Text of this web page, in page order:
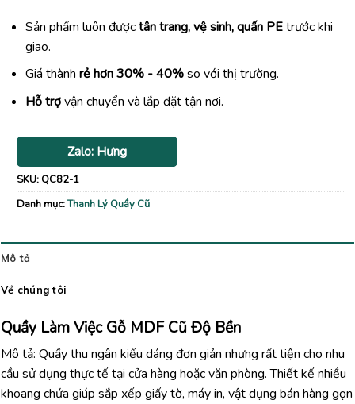
Sản phẩm luôn đượctân trang, vệ sinh, quấn PEtrước khi
giao.
Giá thành rẻ hơn 30% - 40%so với thị trường.
Hỗ trợvận chuyển và lắp đặt tận nơi.
Zalo: Hưng
SKU: QC82-1
Danh mục:Thanh Lý Quầy Cũ
Mô tả
Về chúng tôi
Quầy Làm Việc Gỗ MDF Cũ Độ Bền
Mô tả: Quầy thu ngân kiểu dáng đơn giản nhưng rất tiện cho nhu
cầu sử dụng thực tế tại cửa hàng hoặc văn phòng. Thiết kế nhiều
khoang chứa giúp sắp xếp giấy tờ, máy in, vật dụng bán hàng gọn